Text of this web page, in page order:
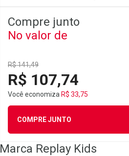
Compre junto
No valor de
R$ 141,49
R$ 107,74
Você economiza R$ 33,75
COMPRE JUNTO
Marca Replay Kids